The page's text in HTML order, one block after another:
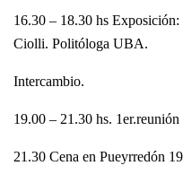
16.30 – 18.30 hs
Ciolli. Politóloga UBA.
Intercambio.
19.00 – 21.30 hs.
21.30 Cena en Pueyrredón